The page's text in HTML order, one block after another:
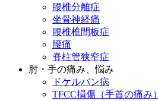
腰椎分離症
坐骨神経痛
腰椎椎間板症
腰痛
脊柱管狭窄症
肘・手の痛み、悩み
ドケルバン病
TFCC損傷（手首の痛み）